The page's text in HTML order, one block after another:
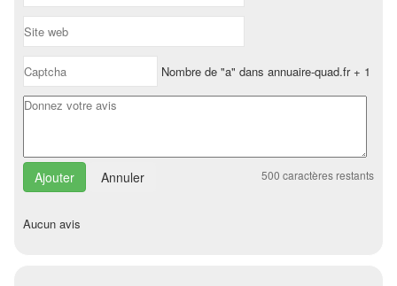
Nombre de "a" dans annuaire-quad.fr + 1
Annuler 500 caractères restants
Aucun avis